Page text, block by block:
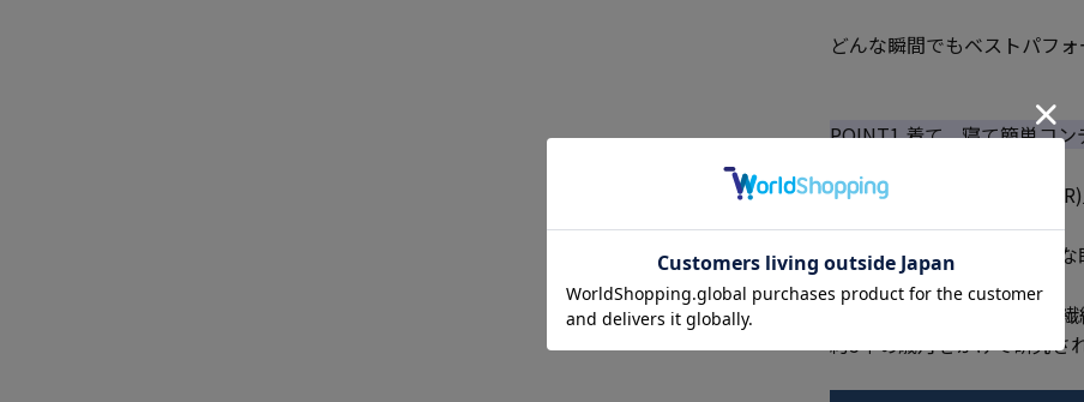
どんな瞬間でもベストパフ
POINT1.着て、寝て簡単コン
特殊機能繊維「
着るだけで、翌朝スッキリな
・研究に研究を重ねた機能繊
約5年の歳月をかけて研究さ